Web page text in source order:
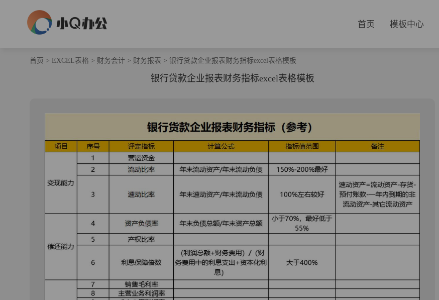
首页 模板中心
首页 > EXCEL表格 > 财务会计 > 财务报表 > 银行贷款企业报表财务指标excel表格模板
银行贷款企业报表财务指标excel表格模板